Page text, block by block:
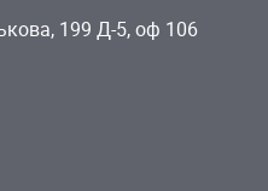
199 Д-5, оф 106